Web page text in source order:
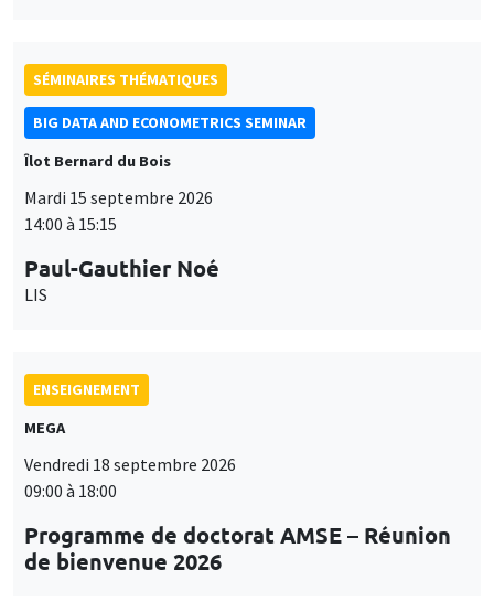
SÉMINAIRES THÉMATIQUES
BIG DATA AND ECONOMETRICS SEMINAR
Îlot Bernard du Bois
Mardi 15 septembre 2026
14:00 à 15:15
Paul-Gauthier Noé
LIS
ENSEIGNEMENT
MEGA
Vendredi 18 septembre 2026
09:00 à 18:00
Programme de doctorat AMSE – Réunion
de bienvenue 2026